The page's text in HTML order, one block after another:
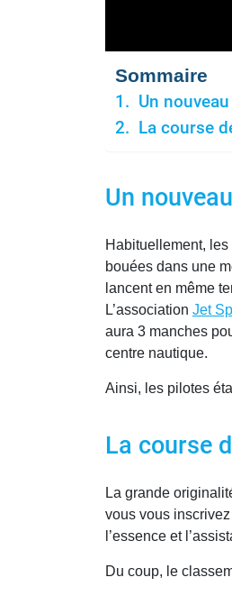
Sommaire
Un
La course
Un
Habituellement, les
bouées dans une
lancent en même
L’association Jet
aura 3 manches
centre nautique.
Ainsi, les pilotes
La course
La grande
vous vous
l’essence et
Du coup, le